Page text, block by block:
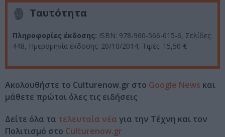
Ταυτότητα
Πληροφορίες έκδοσης: ISBN: 978-960-566-615-6, Σελίδες:
448, Ημερομηνία έκδοσης: 20/10/2014, Τιμές: 15,50 €
Ακολουθήστε το Culturenow.gr στο Google News και
μάθετε πρώτοι όλες τις ειδήσεις
Δείτε όλα τα τελευταία νέα για την Τέχνη και τον
Πολιτισμό στο Culturenow.gr